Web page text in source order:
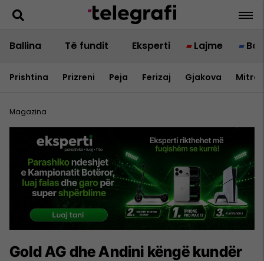
Ballina Të fundit Eksperti Lajme
Prishtina Prizreni Peja Ferizaj Gjakova
Magazina
Gold AG dhe Andini këngë kundër